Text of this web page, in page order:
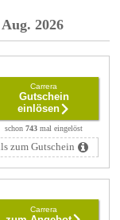
2026
Carrera
Gutschein
einlösen
schon743 mal eingelöst
zum Gutschein
Carrera